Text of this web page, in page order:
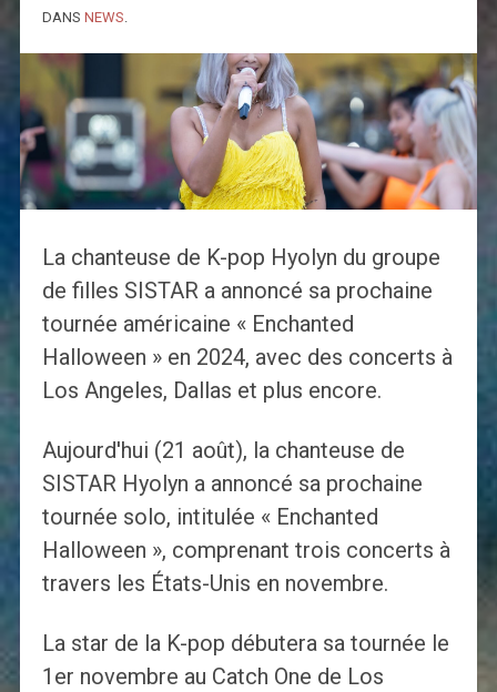
DANS NEWS
La chanteuse de K-pop Hyolyn du groupe
de filles SISTAR a annoncé sa prochaine
tournée américaine « Enchanted
Halloween » en 2024, avec des concerts à
Los Angeles, Dallas et plus encore.
Aujourd'hui (21 août), la chanteuse de
SISTAR Hyolyn a annoncé sa prochaine
tournée solo, intitulée « Enchanted
Halloween », comprenant trois concerts à
travers les États-Unis en novembre.
La star de la K-pop débutera sa tournée le
1er novembre au Catch One de Los